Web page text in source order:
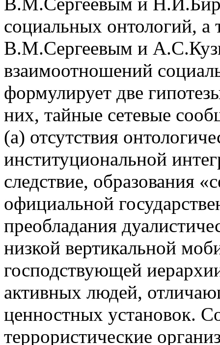
социальных онтологий, а
В.М.Сергеевым и
взаимоотношений
формулирует две
них, тайные сетевые
(а) отсутствия
институциональной
следствие, образования
официальной
преобладания
низкой вертикальной
господствующей
активных людей,
ценностных установок.
террористические